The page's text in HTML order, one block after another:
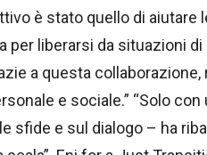
è stato quello di aiutare
per liberarsi da situazioni
a questa
e sociale.” “Solo
sfide e sul dialogo – ha